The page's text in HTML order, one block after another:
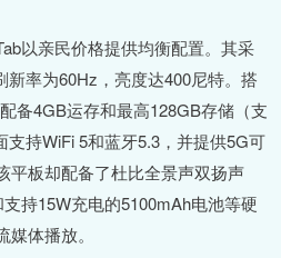
以亲民价格提供均衡配置。其采
新率为60Hz，亮度达400尼特。搭
备4GB运存和最高128GB存储（支
持WiFi 5和蓝牙5.3，并提供5G可
平板却配备了杜比全景声双扬声
持15W充电的5100mAh电池等硬
体播放。